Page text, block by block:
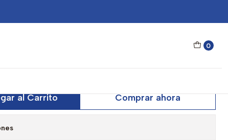
0
Steve Madden Outlook X17782
Madden Outlook
al Carrito Comprar ahora